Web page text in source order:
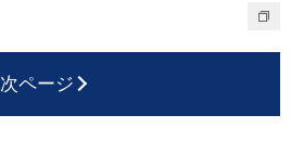
次ページ